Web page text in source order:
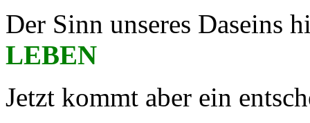
Der Sinn unseres Daseins
LEBEN
Jetzt kommt aber ein